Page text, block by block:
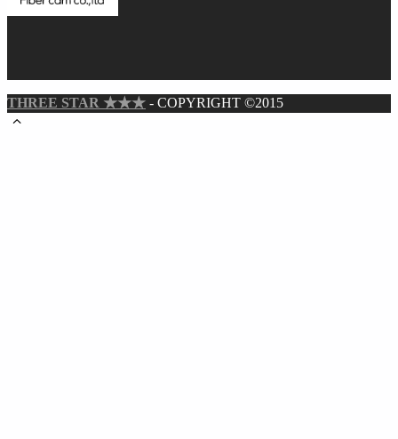
THREE STAR ★★★ - COPYRIGHT ©2015